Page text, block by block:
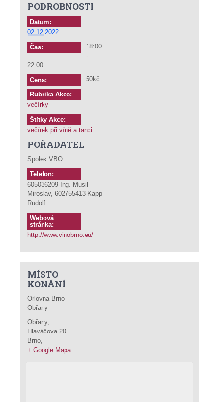
PODROBNOSTI
Datum:
02.12.2022
Čas:
18:00
-
22:00
Cena: 50kč
Rubrika Akce:
večírky
Štítky Akce:
večírek při víně a tanci
POŘADATEL
Spolek VBO
Telefon:
605036209-Ing. Musil
Miroslav, 602755413-Kapp
Rudolf
Webová
stránka:
http://www.vinobrno.eu/
MÍSTO
KONÁNÍ
Orlovna Brno
Obřany
Obřany,
Hlaváčova 20
Brno,
+ Google Mapa